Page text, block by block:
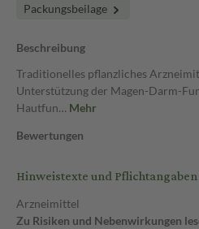
Packungsbeilage
Beschreibung
Traditionelles pflanzliches
Unterstützung der Magen-Darm-
Hautfun… Mehr
Bewertungen
Hinweistexte und Pflichtangaben
Arzneimittel
Zu Risiken und Nebenwirkungen